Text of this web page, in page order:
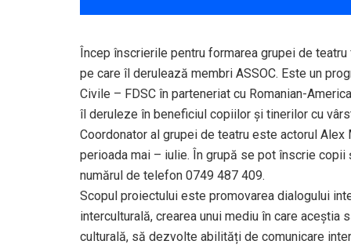
Încep înscrierile pentru formarea grupei de
pe care îl derulează membri ASSOC. Este un
Civile – FDSC în parteneriat cu Romanian-
îl deruleze în beneficiul copiilor și tinerilor cu
Coordonator al grupei de teatru este actorul
perioada mai – iulie. În grupă se pot înscrie
numărul de telefon 0749 487 409.
Scopul proiectului este promovarea dialogului
interculturală, crearea unui mediu în care
culturală, să dezvolte abilități de comunicare